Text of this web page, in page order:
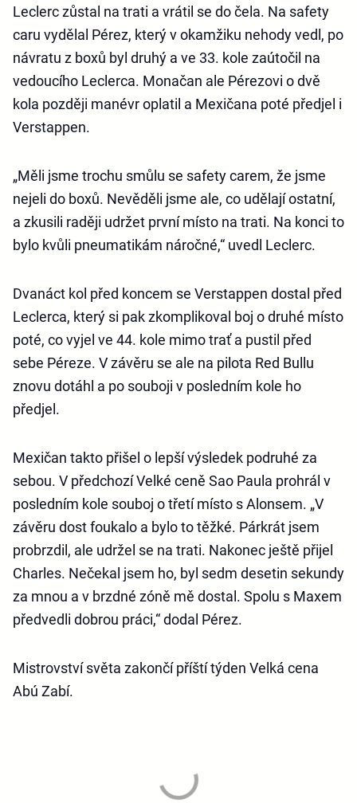
Leclerc zůstal na trati a vrátil se do čela. Na safety
caru vydělal Pérez, který v okamžiku nehody vedl, po
návratu z boxů byl druhý a ve 33. kole zaútočil na
vedoucího Leclerca. Monačan ale Pérezovi o dvě
kola později manévr oplatil a Mexičana poté předjel i
Verstappen.
„Měli jsme trochu smůlu se safety carem, že jsme
nejeli do boxů. Nevěděli jsme ale, co udělají ostatní,
a zkusili raději udržet první místo na trati. Na konci to
bylo kvůli pneumatikám náročné,“ uvedl Leclerc.
Dvanáct kol před koncem se Verstappen dostal před
Leclerca, který si pak zkomplikoval boj o druhé místo
poté, co vyjel ve 44. kole mimo trať a pustil před
sebe Péreze. V závěru se ale na pilota Red Bullu
znovu dotáhl a po souboji v posledním kole ho
předjel.
Mexičan takto přišel o lepší výsledek podruhé za
sebou. V předchozí Velké ceně Sao Paula prohrál v
posledním kole souboj o třetí místo s Alonsem. „V
závěru dost foukalo a bylo to těžké. Párkrát jsem
probrzdil, ale udržel se na trati. Nakonec ještě přijel
Charles. Nečekal jsem ho, byl sedm desetin sekundy
za mnou a v brzdné zóně mě dostal. Spolu s Maxem
předvedli dobrou práci,“ dodal Pérez.
Mistrovství světa zakončí příští týden Velká cena
Abú Zabí.